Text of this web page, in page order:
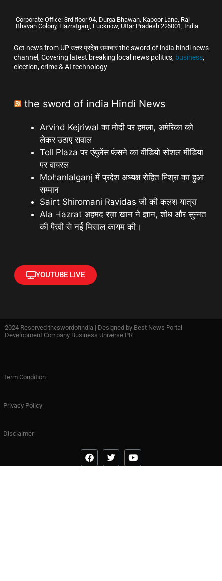
Corporate Office: 3rd floor 94, Durga Bhawan, Kapoor Lane, Raj
Bhavan Colony, Hazratganj, Lucknow, Uttar Pradesh 226001, India
Get news from UP उत्तर प्रदेश समाचार the sword of india hindi news
channel, Covering latest breaking local news politics, business,
election, crime & AI technology
the sword of india Hindi News
Arvind Kejriwal का मोदी पर हमला, अमेरिका को
लेकर उठाए सवाल
Toll Plaza पर एंबुलेंस फंसने का वीडियो सोशल मीडिया
पर वायरल
Mohanlalganj में प्रदेश अध्यक्ष रोहित मिश्रा का हुआ
सम्मान
Saint Shiromani Ravidas जी की कलश यात्रा
Ala Hazrat अहमद रज़ा खान ने ज्ञान, शोध और सुन्नत
की पैरवी से नई मिसाल कायम की।
YOUTUBE LIVE
2024 Reserved theswordofindia | Designed by Best News Portal
Development Company Business Universe PR
Term Condition
Privacy Policy
Disclaimer